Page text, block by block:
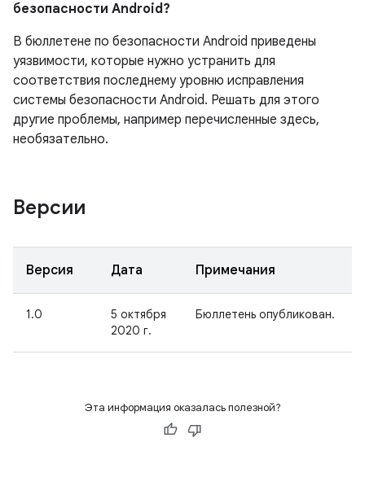
безопасности Android?
В бюллетене по безопасности Android приведены
уязвимости, которые нужно устранить для
соответствия последнему уровню исправления
системы безопасности Android. Решать для этого
другие проблемы, например перечисленные здесь,
необязательно.
Версии
Версия Дата Примечания
1.0
5 октября
2020 г.
Бюллетень опубликован.
Эта информация оказалась полезной?